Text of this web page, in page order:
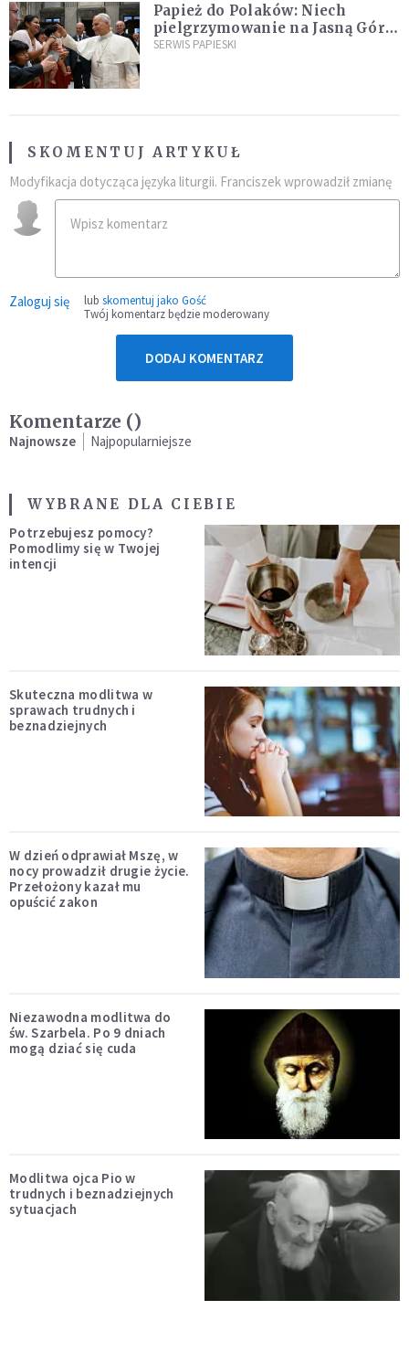
Papież do Polaków: Niech
pielgrzymowanie na Jasną Górę
umocni wiarę i nadzieję
SERWIS PAPIESKI
SKOMENTUJ ARTYKUŁ
Modyfikacja dotycząca języka liturgii. Franciszek wprowadził zmianę
Zaloguj się lub skomentuj jako Gość
Twój komentarz będzie moderowany
DODAJ KOMENTARZ
Komentarze ()
Najnowsze Najpopularniejsze
WYBRANE DLA CIEBIE
Potrzebujesz pomocy?
Pomodlimy się w Twojej
intencji
Skuteczna modlitwa w
sprawach trudnych i
beznadziejnych
W dzień odprawiał Mszę, w
nocy prowadził drugie życie.
Przełożony kazał mu
opuścić zakon
Niezawodna modlitwa do
św. Szarbela. Po 9 dniach
mogą dziać się cuda
Modlitwa ojca Pio w
trudnych i beznadziejnych
sytuacjach